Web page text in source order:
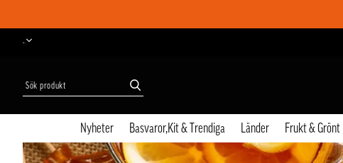
-
Nyheter Basvaror,Kit & Trendiga Länder Frukt & Grönt